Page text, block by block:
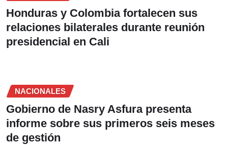
Honduras y Colombia fortalecen sus
relaciones bilaterales durante reunión
presidencial en Cali
NACIONALES
Gobierno de Nasry Asfura presenta
informe sobre sus primeros seis meses
de gestión